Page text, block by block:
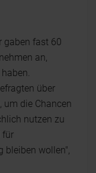
gaben fast 60
an,
über
um die Chancen
nutzen zu
für
bleiben wollen",